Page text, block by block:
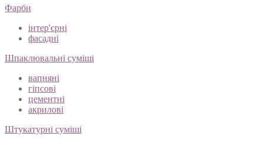
Фарби
інтер'єрні
фасадні
Шпаклювальні суміші
вапняні
гіпсові
цементні
акрилові
Штукатурні суміші